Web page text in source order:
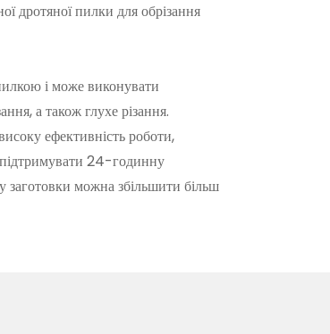
дротяної пилки для обрізання
і може виконувати
а також глухе різання.
ефективність роботи,
24-годинну
заготовки можна збільшити більш